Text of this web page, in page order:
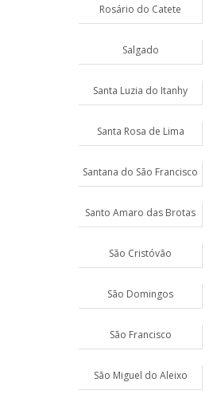
Rosário do Catete
Salgado
Santa Luzia do Itanhy
Santa Rosa de Lima
Santana do São Francisco
Santo Amaro das Brotas
São Cristóvão
São Domingos
São Francisco
São Miguel do Aleixo